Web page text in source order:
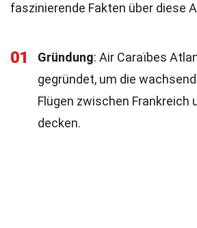
faszinierende Fakten über diese
01 Gründung: Air Caraïbes
gegründet, um die
Flügen zwischen Frankreich
decken.